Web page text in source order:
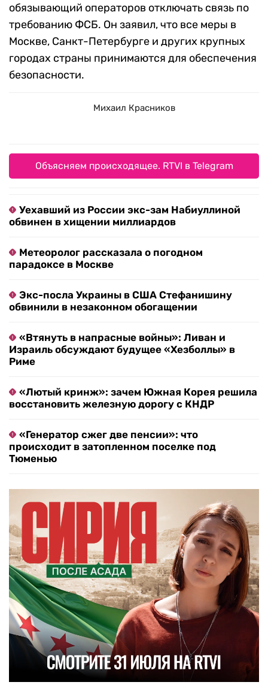
обязывающий операторов отключать связь по
требованию ФСБ. Он заявил, что все меры в
Москве, Санкт-Петербурге и других крупных
городах страны принимаются для обеспечения
безопасности.
Михаил Красников
Объясняем происходящее. RTVI в Telegram
Уехавший из России экс-зам Набиуллиной
обвинен в хищении миллиардов
Метеоролог рассказала о погодном
парадоксе в Москве
Экс-посла Украины в США Стефанишину
обвинили в незаконном обогащении
«Втянуть в напрасные войны»: Ливан и
Израиль обсуждают будущее «Хезболлы» в
Риме
«Лютый кринж»: зачем Южная Корея решила
восстановить железную дорогу с КНДР
«Генератор сжег две пенсии»: что
происходит в затопленном поселке под
Тюменью